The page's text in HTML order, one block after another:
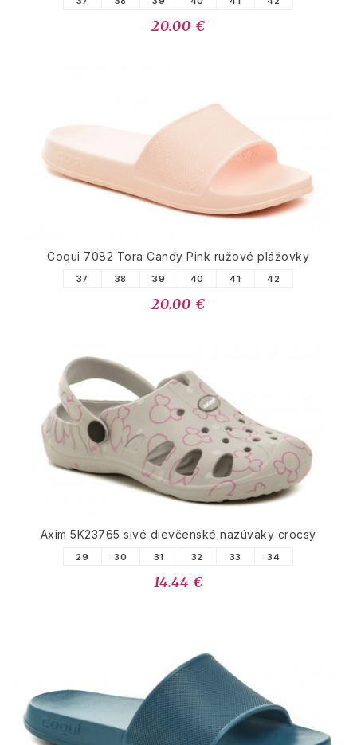
20.00 €
Coqui 7082 Tora Candy Pink ružové plážovky
37 38 39 40 41 42
20.00 €
Axim 5K23765 sivé dievčenské nazúvaky crocsy
29 30 31 32 33 34
14.44 €